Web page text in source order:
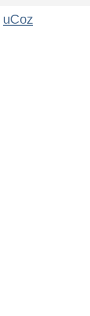
uCoz